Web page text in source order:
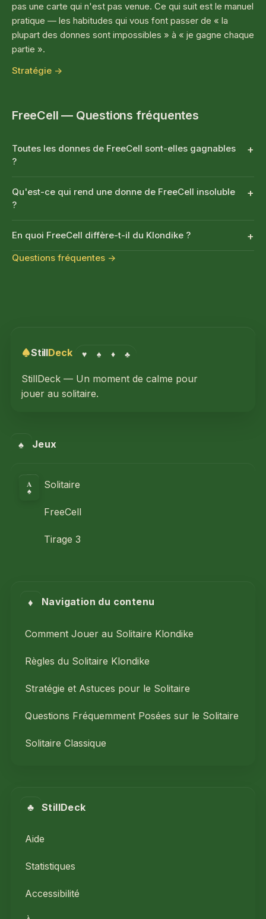
pas une carte qui n'est pas venue. Ce qui suit est le manuel
pratique — les habitudes qui vous font passer de « la
plupart des donnes sont impossibles » à « je gagne chaque
partie ».
Stratégie →
FreeCell — Questions fréquentes
Toutes les donnes de FreeCell sont-elles gagnables
?
Qu'est-ce qui rend une donne de FreeCell insoluble
?
En quoi FreeCell diffère-t-il du Klondike ?
Questions fréquentes →
StillDeck ♥ ♠ ♦ ♣
StillDeck — Un moment de calme pour
jouer au solitaire.
♠ Jeux
A
♠
Solitaire
FreeCell
Tirage 3
♦ Navigation du contenu
Comment Jouer au Solitaire Klondike
Règles du Solitaire Klondike
Stratégie et Astuces pour le Solitaire
Questions Fréquemment Posées sur le Solitaire
Solitaire Classique
♣ StillDeck
Aide
Statistiques
Accessibilité